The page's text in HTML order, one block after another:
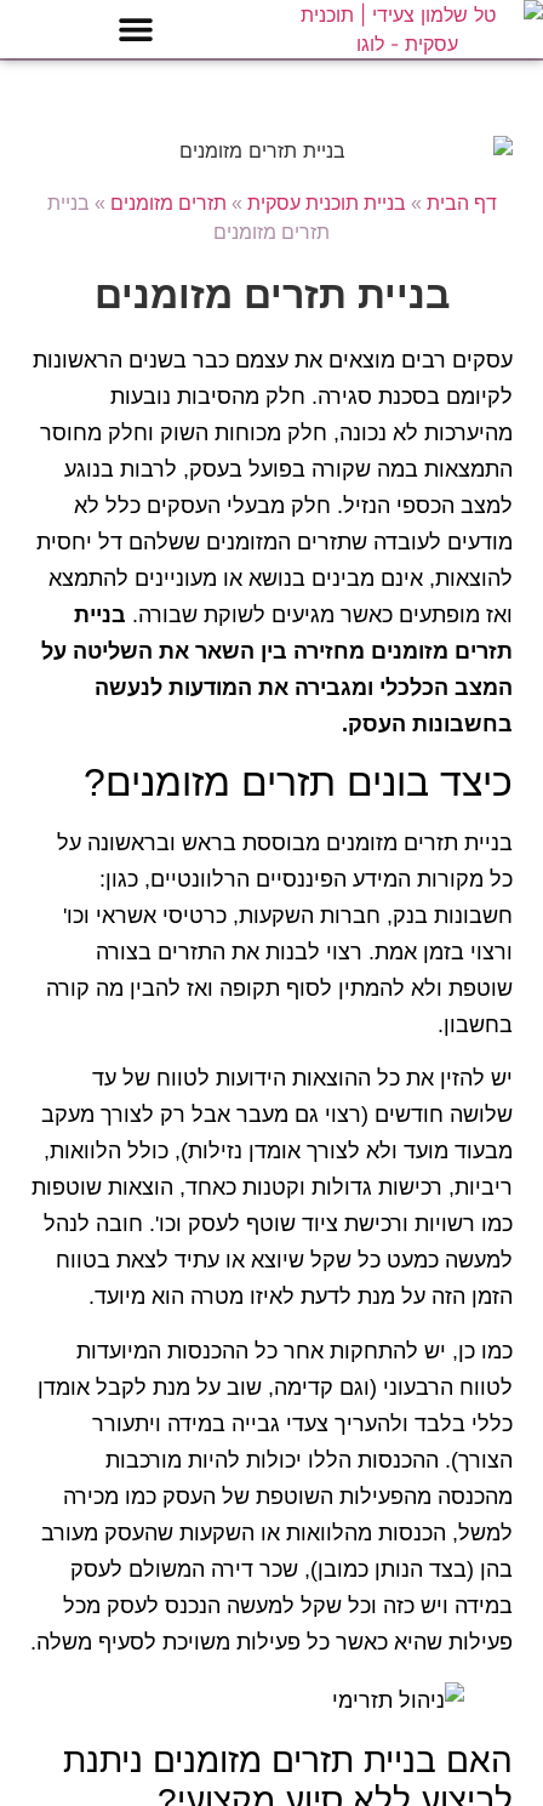
דף הבית » בניית תוכנית עסקית » תזרים מזומנים » בניית
תזרים מזומנים
בניית תזרים מזומנים
עסקים רבים מוצאים את עצמם כבר בשנים הראשונות
לקיומם בסכנת סגירה. חלק מהסיבות נובעות
מהיערכות לא נכונה, חלק מכוחות השוק וחלק מחוסר
התמצאות במה שקורה בפועל בעסק, לרבות בנוגע
למצב הכספי הנזיל. חלק מבעלי העסקים כלל לא
מודעים לעובדה שתזרים המזומנים ששלהם דל יחסית
להוצאות, אינם מבינים בנושא או מעוניינים להתמצא
ואז מופתעים כאשר מגיעים לשוקת שבורה. בניית
תזרים מזומנים מחזירה בין השאר את השליטה על
המצב הכלכלי ומגבירה את המודעות לנעשה
בחשבונות העסק.
כיצד בונים תזרים מזומנים?
בניית תזרים מזומנים מבוססת בראש ובראשונה על
כל מקורות המידע הפיננסיים הרלוונטיים, כגון:
חשבונות בנק, חברות השקעות, כרטיסי אשראי וכו'
ורצוי בזמן אמת. רצוי לבנות את התזרים בצורה
שוטפת ולא להמתין לסוף תקופה ואז להבין מה קורה
בחשבון.
יש להזין את כל ההוצאות הידועות לטווח של עד
שלושה חודשים (רצוי גם מעבר אבל רק לצורך מעקב
מבעוד מועד ולא לצורך אומדן נזילות), כולל הלוואות,
ריביות, רכישות גדולות וקטנות כאחד, הוצאות שוטפות
כמו רשויות ורכישת ציוד שוטף לעסק וכו'. חובה לנהל
למעשה כמעט כל שקל שיוצא או עתיד לצאת בטווח
הזמן הזה על מנת לדעת לאיזו מטרה הוא מיועד.
כמו כן, יש להתחקות אחר כל ההכנסות המיועדות
לטווח הרבעוני (וגם קדימה, שוב על מנת לקבל אומדן
כללי בלבד ולהעריך צעדי גבייה במידה ויתעורר
הצורך). ההכנסות הללו יכולות להיות מורכבות
מהכנסה מהפעילות השוטפת של העסק כמו מכירה
למשל, הכנסות מהלוואות או השקעות שהעסק מעורב
בהן (בצד הנותן כמובן), שכר דירה המשולם לעסק
במידה ויש כזה וכל שקל למעשה הנכנס לעסק מכל
פעילות שהיא כאשר כל פעילות משויכת לסעיף משלה.
האם בניית תזרים מזומנים ניתנת